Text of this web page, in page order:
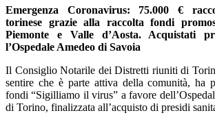
Emergenza Coronavirus: 75.000 €
torinese grazie alla raccolta fondi
Piemonte e Valle d’Aosta. Acquistati
l’Ospedale Amedeo di Savoia
Il Consiglio Notarile dei Distretti riuniti di
sentire che è parte attiva della comunità, ha
fondi “Sigilliamo il virus” a favore
di Torino, finalizzata all’acquisto di presidi